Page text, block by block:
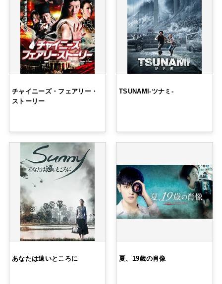
チャイニーズ・フェアリー・
ストーリー
TSUNAMI-ツナミ-
あなたは遠いところに 夏、19歳の肖像